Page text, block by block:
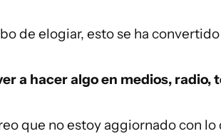
de elogiar, esto se ha
a hacer algo en medios, radio,
que no estoy aggiornado con lo